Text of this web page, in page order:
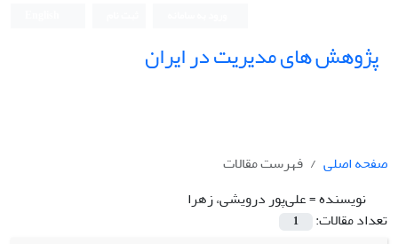
پژوهش های مدیریت در ایران
صفحه اصلی
فهرست مقالات
نویسنده =علی‌پور درویشی، زهرا
تعداد مقالات:
1